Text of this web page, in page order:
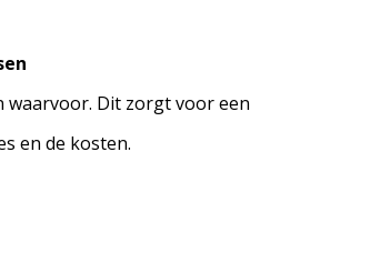
waarvoor. Dit zorgt voor een
en de kosten.